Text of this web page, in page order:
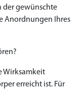
der gewünschte
Anordnungen Ihres
Wirksamkeit
erreicht ist. Für